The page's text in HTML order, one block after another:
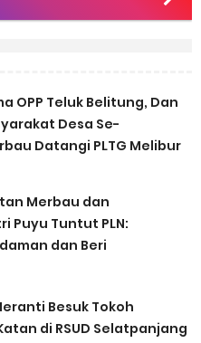
OPP Teluk Belitung, Dan
Desa Se-
Datangi PLTG Melibur
Merbau dan
Puyu Tuntut PLN:
dan Beri
Besuk Tokoh
di RSUD Selatpanjang